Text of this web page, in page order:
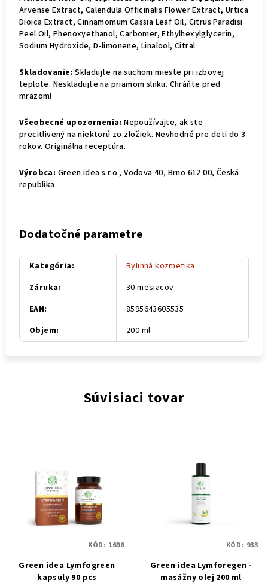
Arvense Extract, Calendula Officinalis Flower Extract, Urtica
Dioica Extract, Cinnamomum Cassia Leaf Oil, Citrus Paradisi
Peel Oil, Phenoxyethanol, Carbomer, Ethylhexylglycerin,
Sodium Hydroxide, D-limonene, Linalool, Citral
Skladovanie:Skladujte na suchom mieste pri izbovej
teplote. Neskladujte na priamom slnku. Chráňte pred
mrazom!
Všeobecné upozornenia: Nepoužívajte, ak ste
precitlivený na niektorú zo zložiek. Nevhodné pre deti do 3
rokov. Originálna receptúra.
Výrobca: Green idea s.r.o., Vodova 40, Brno 612 00, Česká
republika
Dodatočné parametre
Kategória:
Bylinná kozmetika
Záruka:
30 mesiacov
EAN:
8595643605535
Objem: 200 ml
Súvisiaci tovar
Green idea Lymfogreen
kapsuly 90 pcs
KÓD: 1696
Green idea Lymforegen -
masážny olej 200 ml
KÓD: 933